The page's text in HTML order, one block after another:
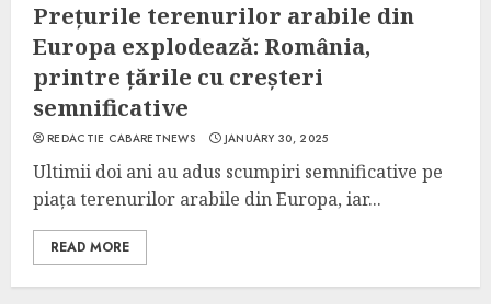
Prețurile terenurilor arabile din
Europa explodează: România,
printre țările cu creșteri
semnificative
REDACTIE CABARETNEWS JANUARY 30, 2025
Ultimii doi ani au adus scumpiri semnificative pe
piața terenurilor arabile din Europa, iar...
READ MORE